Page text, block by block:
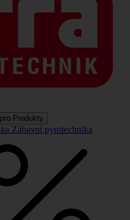
Produkty
Zábavní pyrotechnika